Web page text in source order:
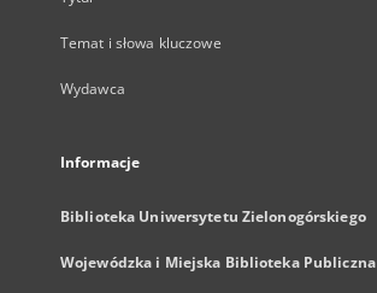
Temat i słowa kluczowe
Wydawca
Informacje
Biblioteka Uniwersytetu Zielonogórskiego
Wojewódzka i Miejska Biblioteka Publiczna